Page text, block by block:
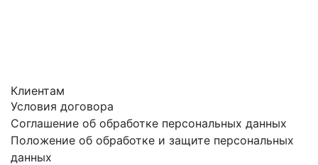
Клиентам
Условия договора
Соглашение об обработке персональных данных
Положение об обработке и защите персональных
данных